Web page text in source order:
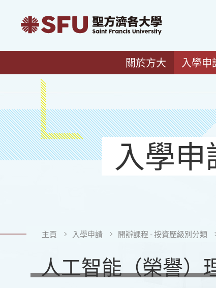
關於方大 入學申
入學申
主頁 入學申請 開辦課程 - 按資歷級別分類
人工智能（榮譽）